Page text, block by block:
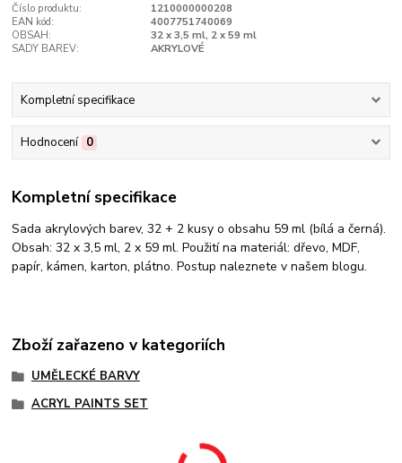
Číslo produktu:
1210000000208
EAN kód:
4007751740069
OBSAH:
32 x 3,5 ml, 2 x 59 ml
SADY BAREV:
AKRYLOVÉ
Kompletní specifikace
Hodnocení 0
Kompletní specifikace
Sada akrylových barev, 32 + 2 kusy o obsahu 59 ml (bílá a černá).
Obsah: 32 x 3,5 ml, 2 x 59 ml. Použití na materiál: dřevo, MDF,
papír, kámen, karton, plátno. Postup naleznete v našem blogu.
Zboží zařazeno v kategoriích
UMĚLECKÉ BARVY
ACRYL PAINTS SET